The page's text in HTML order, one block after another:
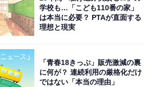
こ
グルメと深夜ラジオを愛するライ
防ぐ少年団と、ポケットに入るモ
近の悩みはアイスの買い置きが一
こと。X（旧Twitter）：てらこ@
）
学校も…「こども110番の家」
は本当に必要？ PTAが直面する
理想と現実
「青春18きっぷ」販売激減の裏
に何が？ 連続利用の厳格化だけ
ではない「本当の理由」